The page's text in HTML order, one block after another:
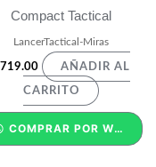
Compact Tactical
LancerTactical-Miras
719.00 AÑADIR AL
CARRITO
COMPRAR POR WHATSAPP